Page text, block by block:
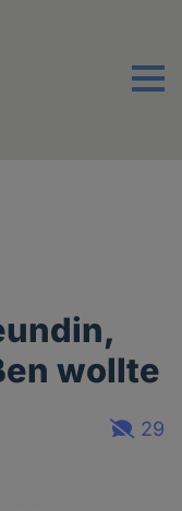
Menu
wollte
29